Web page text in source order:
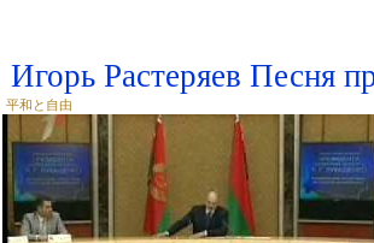
Игорь Растеряев Песня
平和と自由